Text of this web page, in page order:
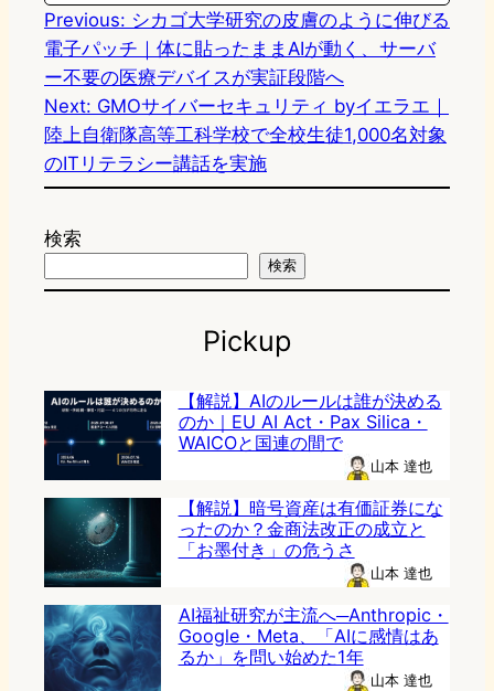
Previous: シカゴ大学研究の皮膚のように伸びる
電子パッチ｜体に貼ったままAIが動く、サーバ
ー不要の医療デバイスが実証段階へ
Next: GMOサイバーセキュリティ byイエラエ｜
陸上自衛隊高等工科学校で全校生徒1,000名対象
のITリテラシー講話を実施
検索
検索
Pickup
【解説】AIのルールは誰が決める
のか｜EU AI Act・Pax Silica・
WAICOと国連の間で
山本 達也
【解説】暗号資産は有価証券にな
ったのか？金商法改正の成立と
「お墨付き」の危うさ
山本 達也
AI福祉研究が主流へ─Anthropic・
Google・Meta、「AIに感情はあ
るか」を問い始めた1年
山本 達也